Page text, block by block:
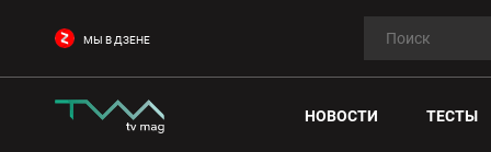
МЫ В ДЗЕНЕ
НОВОСТИ ТЕСТЫ